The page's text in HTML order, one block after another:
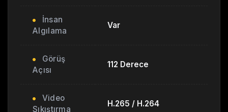
İnsan
Algılama
Var
Görüş
Açısı
112 Derece
Video
Sıkıştırma
H.265 / H.264